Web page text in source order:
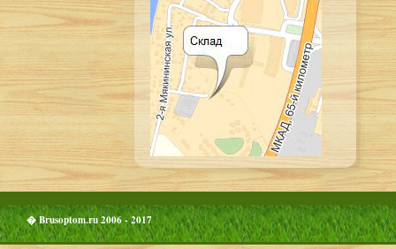
� Brusoptom.ru 2006 - 2017